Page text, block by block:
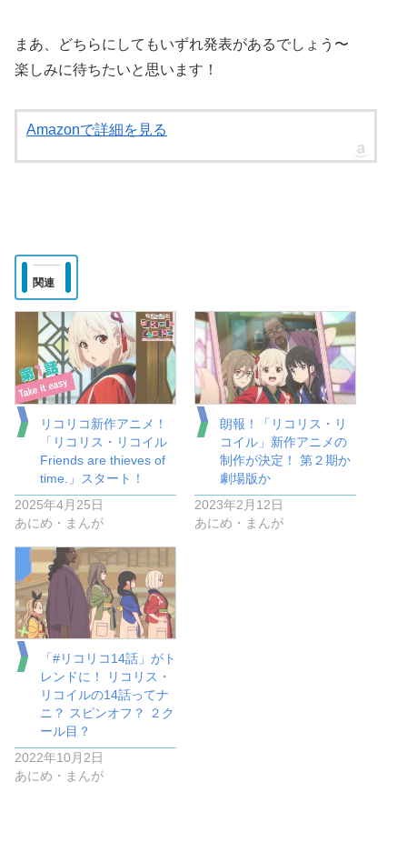
まあ、どちらにしてもいずれ発表があるでしょう〜
楽しみに待ちたいと思います！
Amazonで詳細を見る
関連
リコリコ新作アニメ！
「リコリス・リコイル
Friends are thieves of
time.」スタート！
2025年4月25日
あにめ・まんが
朗報！「リコリス・リ
コイル」新作アニメの
制作が決定！ 第２期か
劇場版か
2023年2月12日
あにめ・まんが
「#リコリコ14話」がト
レンドに！ リコリス・
リコイルの14話ってナ
ニ？ スピンオフ？ ２ク
ール目？
2022年10月2日
あにめ・まんが